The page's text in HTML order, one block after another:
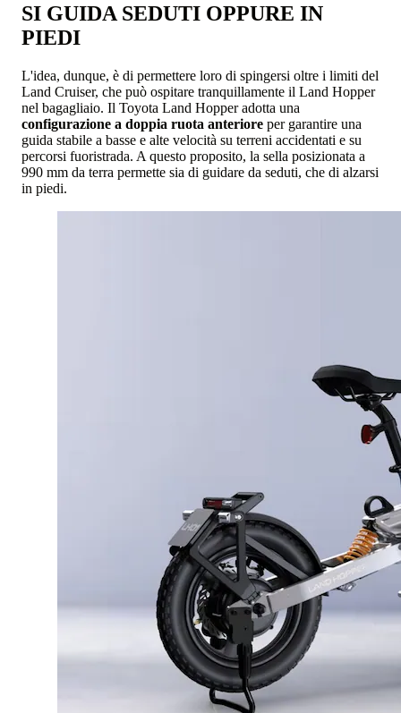
SI GUIDA SEDUTI OPPURE IN
PIEDI
L'idea, dunque, è di permettere loro di spingersi oltre i limiti del
Land Cruiser, che può ospitare tranquillamente il Land Hopper
nel bagagliaio. Il Toyota Land Hopper adotta una
configurazione a doppia ruota anteriore per garantire una
guida stabile a basse e alte velocità su terreni accidentati e su
percorsi fuoristrada. A questo proposito, la sella posizionata a
990 mm da terra permette sia di guidare da seduti, che di alzarsi
in piedi.